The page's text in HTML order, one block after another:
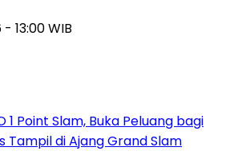
13:00 WIB
1 Point Slam, Buka Peluang bagi
Tampil di Ajang Grand Slam